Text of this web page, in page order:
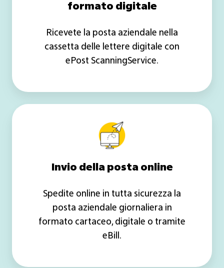
formato digitale
Ricevete la posta aziendale nella
cassetta delle lettere digitale con
ePost ScanningService.
digitale
Invio della posta online
Spedite online in tutta sicurezza la
posta aziendale giornaliera in
formato cartaceo, digitale o tramite
eBill.
della
posta